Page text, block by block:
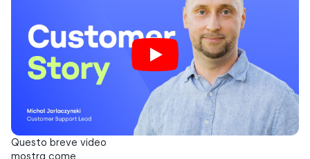
Questo breve video
mostra come